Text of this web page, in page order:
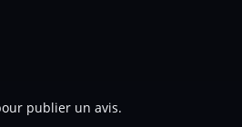
publier un avis.